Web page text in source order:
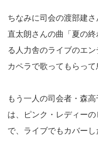
ちなみに司会の渡部建
直太朗さんの曲「夏の
る人力舎のライブのエ
カペラで歌ってもらって
もう一人の司会者・森
は、ピンク・レディーの
で、ライブでもカバー